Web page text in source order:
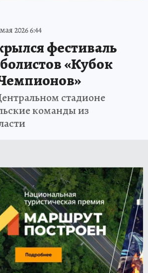
2026 6:44
фестиваль
«Кубок
стадионе
команды из